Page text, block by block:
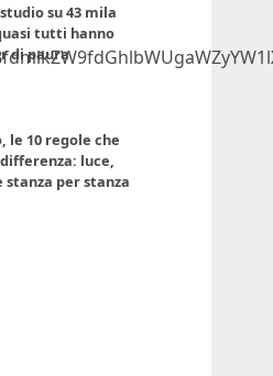
su 43 mila
tutti hanno
di paura
le 10 regole che
luce,
stanza per stanza